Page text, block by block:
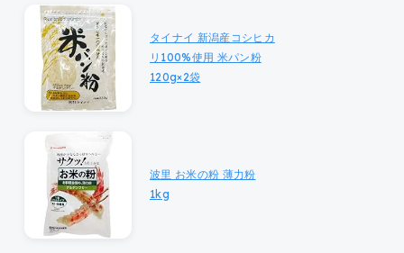
タイナイ 新潟産コシヒカ
リ100%使用 米パン粉
120g×2袋
波里 お米の粉 薄力粉
1kg